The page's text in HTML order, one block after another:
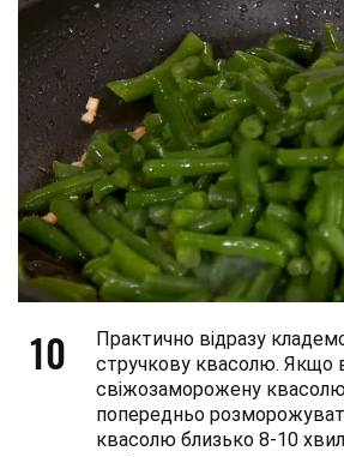
10
Практично відразу
стручкову квасолю. Якщо
свіжозаморожену квасолю,
попередньо
квасолю близько 8-10